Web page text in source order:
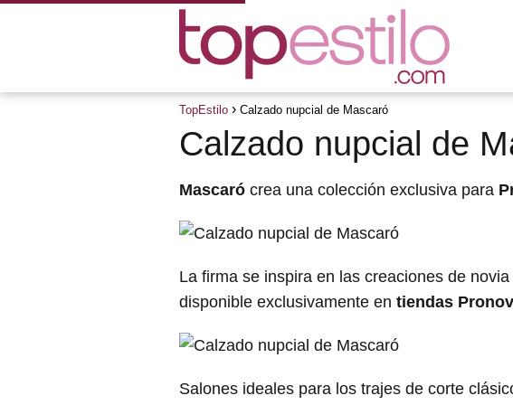
TopEstilo Calzado nupcial de Mascaró
Calzado nupcial de
Mascaró crea una colección exclusiva para
La firma se inspira en las creaciones de
disponible exclusivamente en tiendas
Salones ideales para los trajes de corte